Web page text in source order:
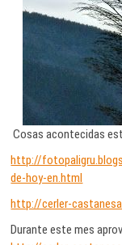
Cosas acontecidas
http://
de-hoy-en.html
http://cerler-
Durante este mes